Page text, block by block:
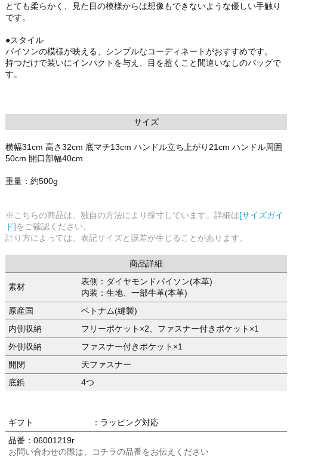
とても柔らかく、見た目の模様からは想像もできないような優しい手触り
です。
●スタイル
パイソンの模様が映える、シンプルなコーディネートがおすすめです。
持つだけで装いにインパクトを与え、目を惹くこと間違いなしのバッグで
す。
サイズ
横幅31cm 高さ32cm 底マチ13cm ハンドル立ち上がり21cm ハンドル周囲
50cm 開口部幅40cm
重量：約500g
※こちらの商品は、独自の方法により採寸しています。詳細は[サイズガイ
ド]をご確認ください。
計り方によっては、表記サイズと誤差が生じることがあります。
商品詳細
素材
表側：ダイヤモンドパイソン(本革)
内装：生地、一部牛革(本革)
原産国
ベトナム(縫製)
内側収納
フリーポケット×2、ファスナー付きポケット×1
外側収納
ファスナー付きポケット×1
開閉
天ファスナー
底鋲
4つ
ギフト
：ラッピング対応
品番：06001219r
お問い合わせの際は、コチラの品番をお伝えください